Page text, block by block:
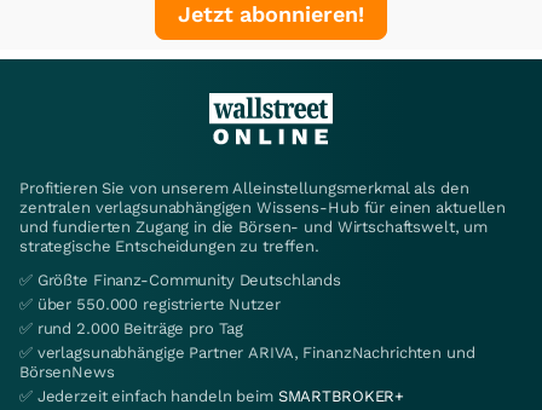
Jetzt abonnieren!
Profitieren Sie von unserem Alleinstellungsmerkmal als den
zentralen verlagsunabhängigen Wissens-Hub für einen aktuellen
und fundierten Zugang in die Börsen- und Wirtschaftswelt, um
strategische Entscheidungen zu treffen.
✅ Größte Finanz-Community Deutschlands
✅ über 550.000 registrierte Nutzer
✅ rund 2.000 Beiträge pro Tag
✅ verlagsunabhängige Partner ARIVA, FinanzNachrichten und
BörsenNews
✅ Jederzeit einfach handeln beim SMARTBROKER+